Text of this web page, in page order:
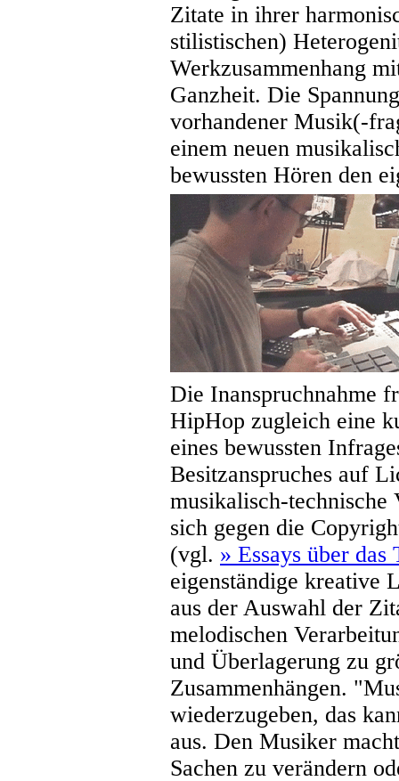
Zitate in ihrer
stilistischen)
Werkzusammenhang
Ganzheit. Die
vorhandener Musik(-
einem neuen
bewussten Hören den
Die Inanspruchnahme
HipHop zugleich eine
eines bewussten
Besitzanspruches auf
musikalisch-technische
sich gegen die
(vgl. » Essays über das
eigenständige kreative
aus der Auswahl der
melodischen
und Überlagerung zu
Zusammenhängen.
wiederzugeben, das
aus. Den Musiker
Sachen zu verändern